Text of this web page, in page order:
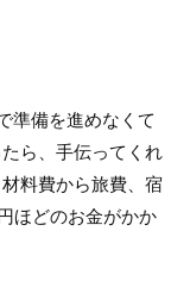
準備を進めなくて
ら、手伝ってくれ
料費から旅費、宿
ほどのお金がかか